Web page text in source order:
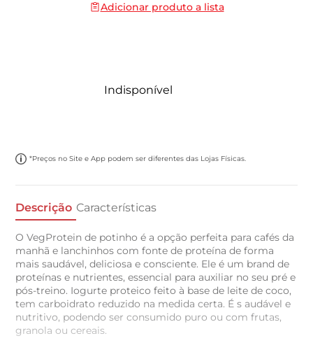
Adicionar produto a lista
Indisponível
*Preços no Site e App podem ser diferentes das Lojas Físicas.
Descrição Características
O VegProtein de potinho é a opção perfeita para cafés da
manhã e lanchinhos com fonte de proteína de forma
mais saudável, deliciosa e consciente. Ele é um brand de
proteínas e nutrientes, essencial para auxiliar no seu pré e
pós-treino. Iogurte proteico feito à base de leite de coco,
tem carboidrato reduzido na medida certa. É s audável e
nutritivo, podendo ser consumido puro ou com frutas,
granola ou cereais.